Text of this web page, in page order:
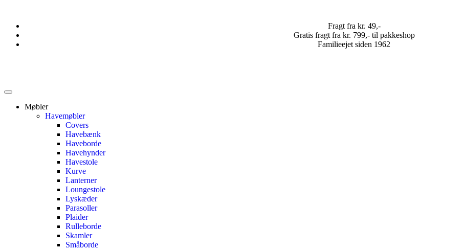
Fragt fra kr. 49,-
Gratis fragt fra kr. 799,- til pakkeshop
Familieejet siden 1962
Møbler
Havemøbler
Covers
Havebænk
Haveborde
Havehynder
Havestole
Kurve
Lanterner
Loungestole
Lyskæder
Parasoller
Plaider
Rulleborde
Skamler
Småborde